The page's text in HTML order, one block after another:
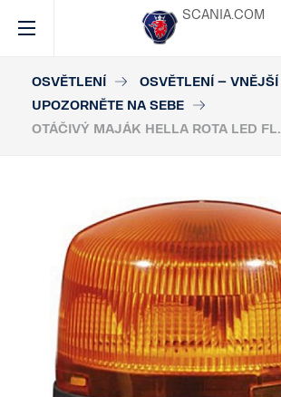
SCANIA.COM
OSVĚTLENÍ
OSVĚTLENÍ – VNĚJŠÍ
UPOZORNĚTE NA SEBE
OTÁČIVÝ MAJÁK HELLA ROTA LED FL.